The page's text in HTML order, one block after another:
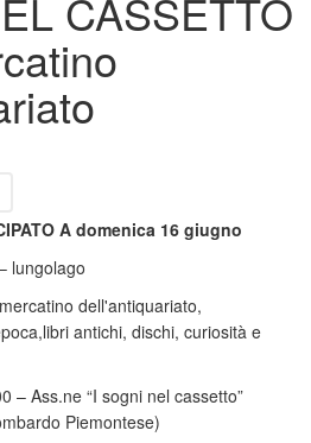
CASSETTO
A domenica 16 giugno
lungolago
dell'antiquariato,
antichi, dischi, curiosità e
– Ass.ne “I sogni nel cassetto”
Piemontese)